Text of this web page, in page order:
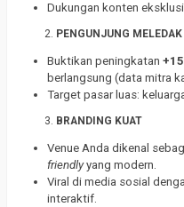
Dukungan konten
PENGUNJUNG MELEDAK
Buktikan peningkatan
berlangsung (data mitra
Target pasar luas:
BRANDING KUAT
Venue Anda dikenal
friendlyyang modern.
Viral di media sosial
interaktif.